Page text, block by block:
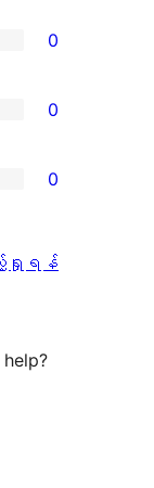
0
0
0
ည့်ရှုရန်